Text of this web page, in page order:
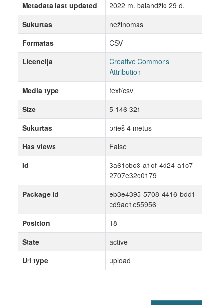
Metadata last updated
2022 m. balandžio 29 d.
Sukurtas
nežinomas
Formatas
CSV
Licencija
Creative Commons
Attribution
Media type
text/csv
Size
5 146 321
Sukurtas
prieš 4 metus
Has views
False
Id
3a61cbe3-a1ef-4d24-a1c7-
2707e32e0179
Package id
eb3e4395-5708-4416-bdd1-
cd9ae1e55956
Position
18
State
active
Url type
upload